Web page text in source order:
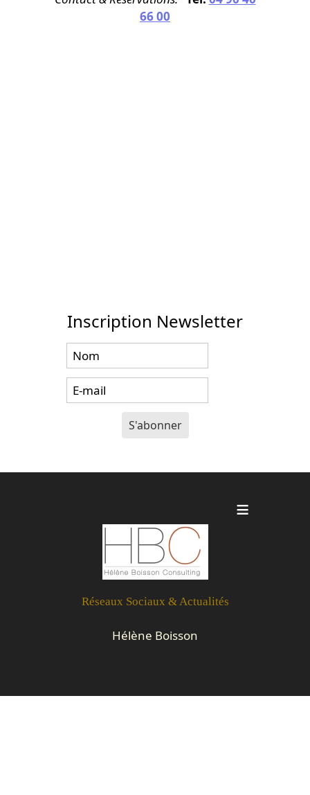
66 00
Inscription Newsletter
≡
Réseaux Sociaux & Actualités
Hélène Boisson